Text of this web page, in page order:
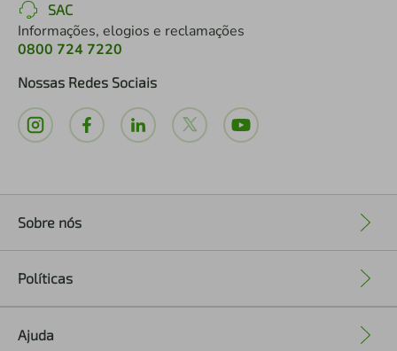
SAC
Informações, elogios e reclamações
0800 724 7220
Nossas Redes Sociais
Sobre nós
Políticas
Ajuda